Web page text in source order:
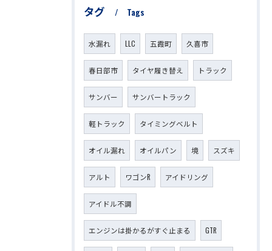
タグ Tags
水漏れ LLC 五霞町 久喜市
春日部市 タイヤ履き替え トラック
サンバー サンバートラック
軽トラック タイミングベルト
オイル漏れ オイルパン 境 スズキ
アルト ワゴンR アイドリング
アイドル不調
エンジンは掛かるがすぐ止まる GTR